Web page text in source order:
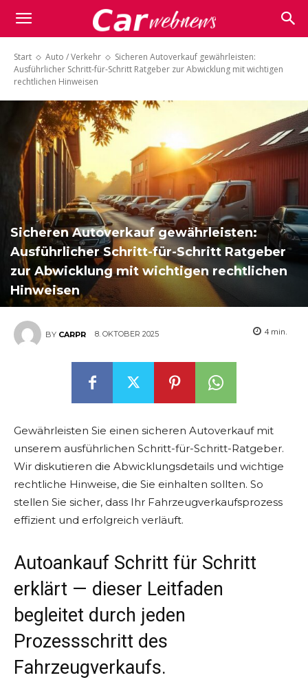
Carwebnews.com
Start Auto / Verkehr
Sicheren Autoverkauf gewährleisten:
Ausführlicher Schritt-für-Schritt Ratgeber zur Abwicklung mit wichtigen
rechtlichen Hinweisen
Sicheren Autoverkauf gewährleisten:
Ausführlicher Schritt-für-Schritt Ratgeber
zur Abwicklung mit wichtigen rechtlichen
Hinweisen
BY CARPR 8. OKTOBER 2025 4 min.
Gewährleisten Sie einen sicheren Autoverkauf mit
unserem ausführlichen Schritt-für-Schritt-Ratgeber.
Wir diskutieren die Abwicklungsdetails und wichtige
rechtliche Hinweise, die Sie einhalten sollten. So
stellen Sie sicher, dass Ihr Fahrzeugverkaufsprozess
effizient und erfolgreich verläuft.
Autoankauf Schritt für Schritt
erklärt — dieser Leitfaden
begleitet durch jeden
Prozessschritt des
Fahrzeugverkaufs.